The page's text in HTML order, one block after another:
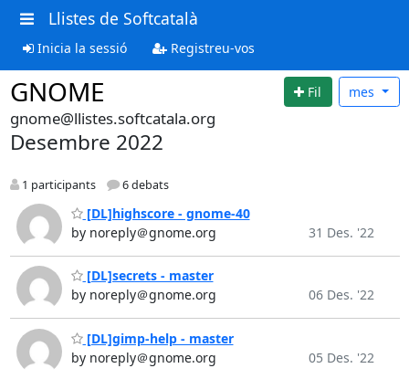
Llistes de Softcatalà
Inicia la sessió Registreu-vos
GNOME Fil mes
gnome@llistes.softcatala.org
Desembre 2022
1 participants 6 debats
[DL]highscore - gnome-40
by noreply＠gnome.org
31 Des. '22
[DL]secrets - master
by noreply＠gnome.org
06 Des. '22
[DL]gimp-help - master
by noreply＠gnome.org
05 Des. '22